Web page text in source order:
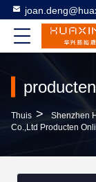
producten
Thuis >
Shenzhen
Co.,Ltd Producten